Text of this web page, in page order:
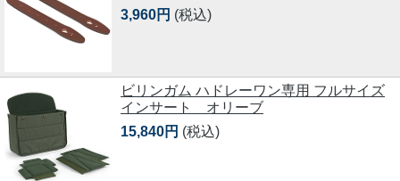
3,960円 (税込)
ビリンガム ハドレーワン専用 フルサイズ
インサート オリーブ
15,840円 (税込)